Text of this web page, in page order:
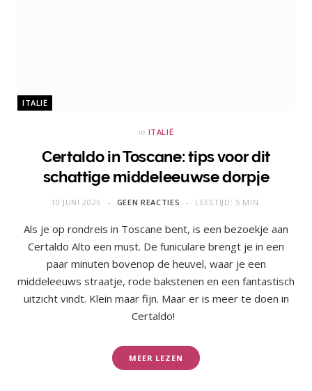
ITALIË
in ITALIË
Certaldo in Toscane: tips voor dit
schattige middeleeuwse dorpje
10 JUNI 2026 GEEN REACTIES LEESTIJD: 5 MIN.
Als je op rondreis in Toscane bent, is een bezoekje aan
Certaldo Alto een must. De funiculare brengt je in een
paar minuten bovenop de heuvel, waar je een
middeleeuws straatje, rode bakstenen en een fantastisch
uitzicht vindt. Klein maar fijn. Maar er is meer te doen in
Certaldo!
MEER LEZEN